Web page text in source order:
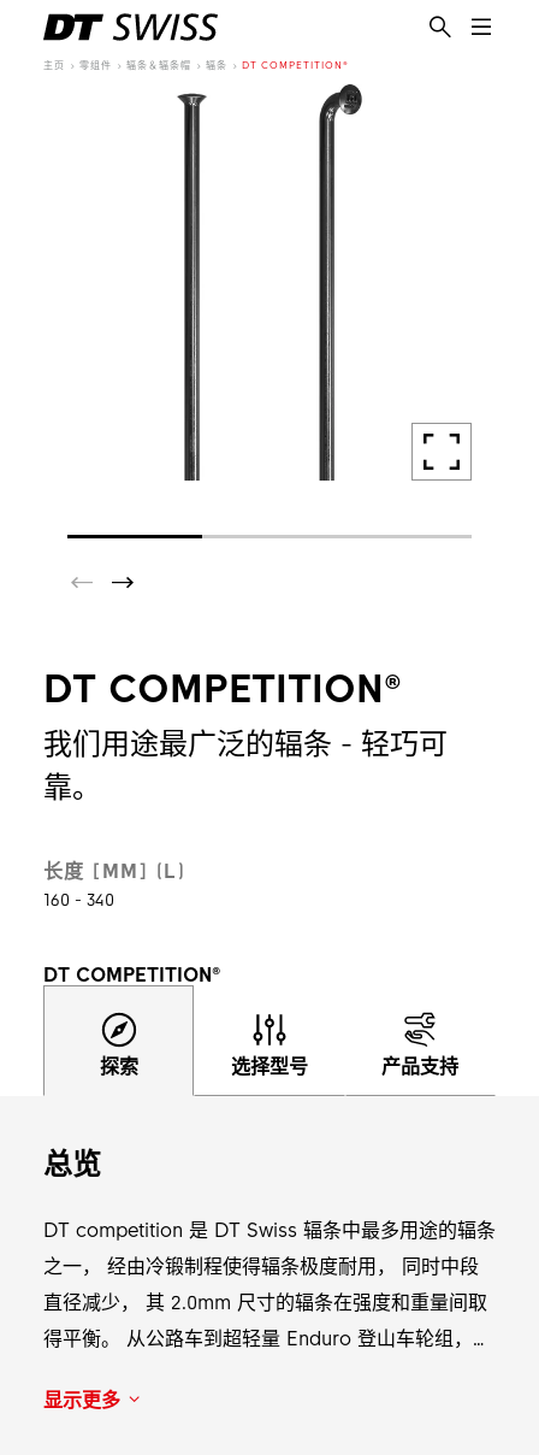
主页 零组件 辐条＆辐条帽 辐条 DT COMPETITION®
DT COMPETITION®
我们用途最广泛的辐条 - 轻巧可
靠。
长度 [MM] (L)
160 - 340
DT COMPETITION®
探索 选择型号 产品支持
总览
DT competition 是 DT Swiss 辐条中最多用途的辐条
之一， 经由冷锻制程使得辐条极度耐用， 同时中段
直径减少， 其 2.0mm 尺寸的辐条在强度和重量间取
得平衡。 从公路车到超轻量 Enduro 登山车轮组，
量从 382 克起。
显示更多